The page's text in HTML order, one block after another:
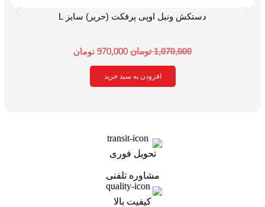
دستکش ونیل اوپی پرفکت (حریر) سایز L
1,070,000 تومان 970,000 تومان
افزودن به سبد خرید
تحویل فوری
مشاوره تلفنی
کیفیت بالا